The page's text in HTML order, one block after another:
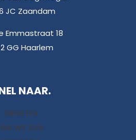
JC Zaandam
Emmastraat 18
GG Haarlem
NAAR.
DIENSTEN
WIE WE ZIJN